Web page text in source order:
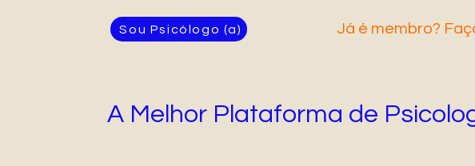
Sou Psicólogo (a) Já é membro?
A Melhor Plataforma de